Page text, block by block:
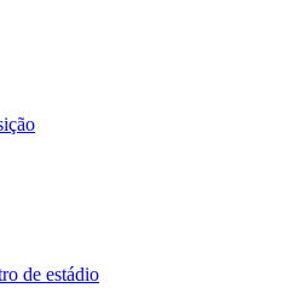
de estádio